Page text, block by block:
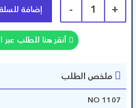
+
1
- إضافة للسلة
أنقر هنا للطلب عبر
ملخص الطلب
1107 NO